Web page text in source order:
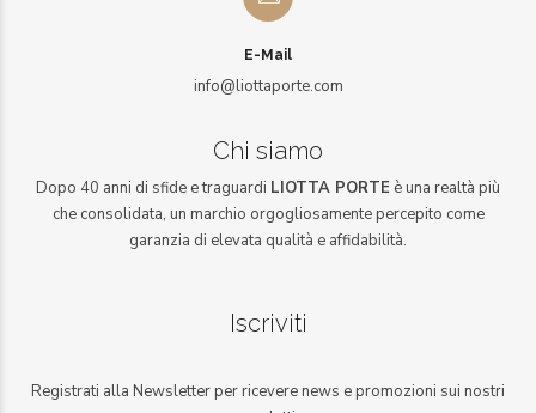
E-Mail
info@liottaporte.com
Chi siamo
Dopo 40 anni di sfide e traguardi LIOTTA PORTE è una realtà più
che consolidata, un marchio orgogliosamente percepito come
garanzia di elevata qualità e affidabilità.
Iscriviti
Registrati alla Newsletter per ricevere news e promozioni sui nostri